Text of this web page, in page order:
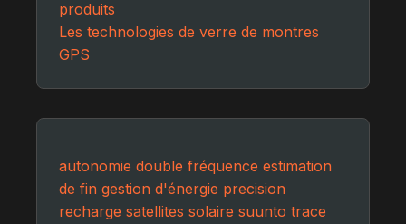
produits
Les technologies de verre de montres
GPS
autonomie double fréquence estimation
de fin gestion d'énergie precision
recharge satellites solaire suunto trace